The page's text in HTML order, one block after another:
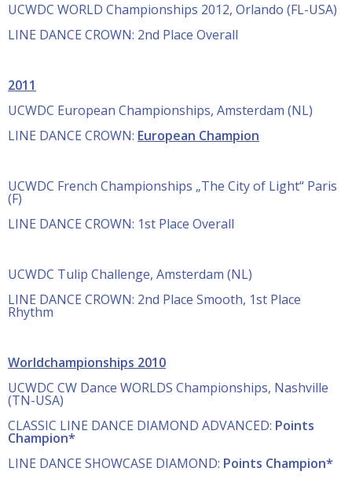
UCWDC WORLD Championships 2012, Orlando (FL-USA)
LINE DANCE CROWN: 2nd Place Overall
2011
UCWDC European Championships, Amsterdam (NL)
LINE DANCE CROWN: European Champion
UCWDC French Championships „The City of Light“ Paris
(F)
LINE DANCE CROWN: 1st Place Overall
UCWDC Tulip Challenge, Amsterdam (NL)
LINE DANCE CROWN: 2nd Place Smooth, 1st Place
Rhythm
Worldchampionships 2010
UCWDC CW Dance WORLDS Championships, Nashville
(TN-USA)
CLASSIC LINE DANCE DIAMOND ADVANCED: Points
Champion*
LINE DANCE SHOWCASE DIAMOND: Points Champion*